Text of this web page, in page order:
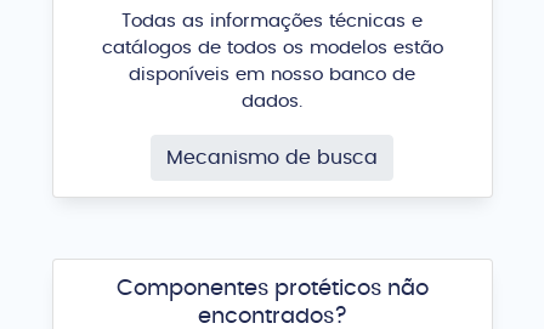
Todas as informações técnicas e
catálogos de todos os modelos estão
disponíveis em nosso banco de
dados.
Mecanismo de busca
Componentes protéticos não
encontrados?